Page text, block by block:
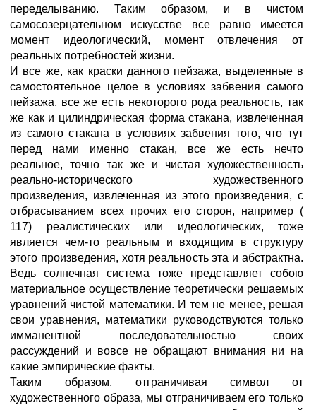
переделыванию. Таким образом, и в чистом
самосозерцательном искусстве все равно имеется
момент идеологический, момент отвлечения от
реальных потребностей жизни.
И все же, как краски данного пейзажа, выделенные в
самостоятельное целое в условиях забвения самого
пейзажа, все же есть некоторого рода реальность, так
же как и цилиндрическая форма стакана, извлеченная
из самого стакана в условиях забвения того, что тут
перед нами именно стакан, все же есть нечто
реальное, точно так же и чистая художественность
реально-исторического художественного
произведения, извлеченная из этого произведения, с
отбрасыванием всех прочих его сторон, например (
117) реалистических или идеологических, тоже
является чем-то реальным и входящим в структуру
этого произведения, хотя реальность эта и абстрактна.
Ведь солнечная система тоже представляет собою
материальное осуществление теоретически решаемых
уравнений чистой математики. И тем не менее, решая
свои уравнения, математики руководствуются только
имманентной последовательностью своих
рассуждений и вовсе не обращают внимания ни на
какие эмпирические факты.
Таким образом, отграничивая символ от
художественного образа, мы отграничиваем его только